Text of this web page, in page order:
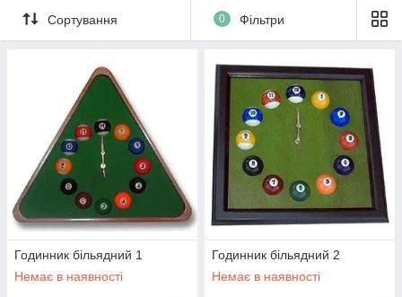
Сортування 0 Фільтри
Годинник більядний 1
Немає в наявності
Годинник більядний 2
Немає в наявності